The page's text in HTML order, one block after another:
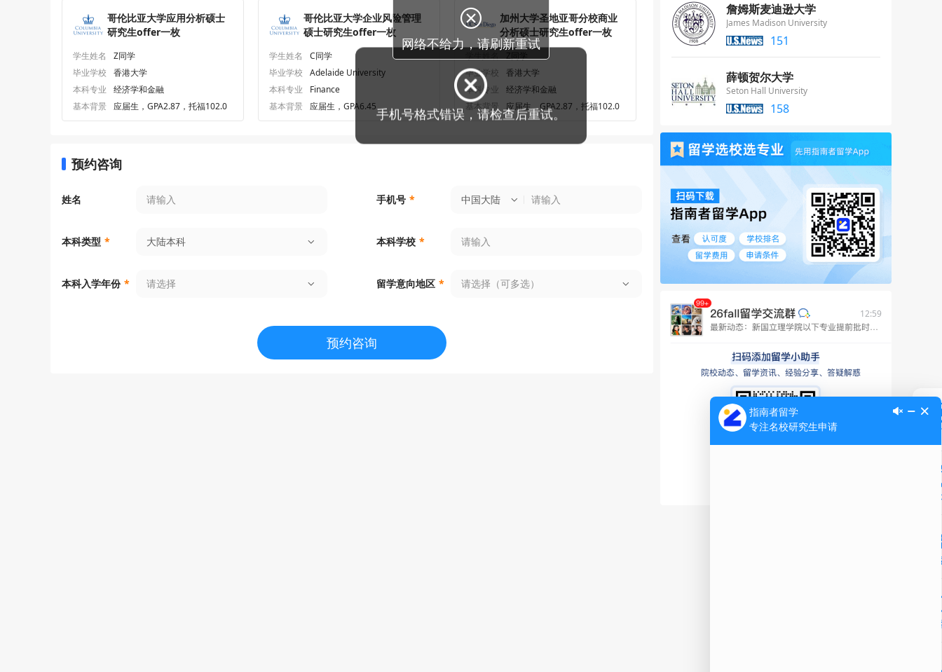
哥伦比亚大学应用分析硕士
研究生offer一枚
学生姓名
Z同学
毕业学校
香港大学
本科专业
经济学和金融
基本背景
应届生，GPA2.87，托福102.0
哥伦比亚大学企业风险管理
硕士研究生offer一枚
学生姓名
C同学
毕业学校
Adelaide University
本科专业
Finance
基本背景
应届生，GPA6.45
加州大学圣地亚哥分校商业
分析硕士研究生offer一枚
Z同学
毕业学校
香港大学
本科专业
经济学和金融
基本背景
应届生，GPA2.87，托福102.0
预约咨询
姓名 手机号 * 中国大陆
本科类型 * 大陆本科 本科学校 *
本科入学年份 * 请选择 留学意向地区 * 请选择（可多选）
预约咨询
詹姆斯麦迪逊大学
James Madison University
151
薛顿贺尔大学
Seton Hall University
158
12:59
公
微
在
手机号格式错误，请检查后重试。

网络不给力，请刷新重试